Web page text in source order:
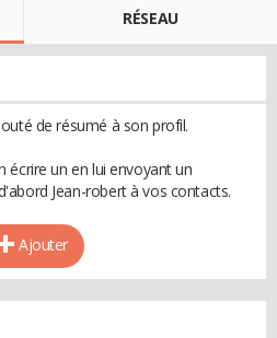
RÉSEAU
de résumé à son profil.
écrire un en lui envoyant un
Jean-robert à vos contacts.
Ajouter